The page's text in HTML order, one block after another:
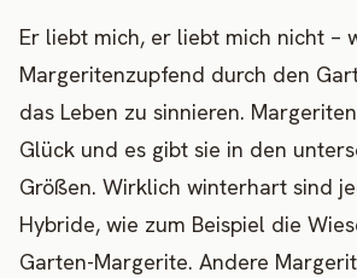
Er liebt mich, er liebt mich nicht –
Margeritenzupfend durch den
das Leben zu sinnieren.
Glück und es gibt sie in den
Größen. Wirklich winterhart sind
Hybride, wie zum Beispiel die
Garten-Margerite. Andere